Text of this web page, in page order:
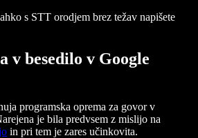
s STT orodjem brez težav napišete
v besedilo v Google
programska oprema za govor v
je bila predvsem z mislijo na
in pri tem je zares učinkovita.